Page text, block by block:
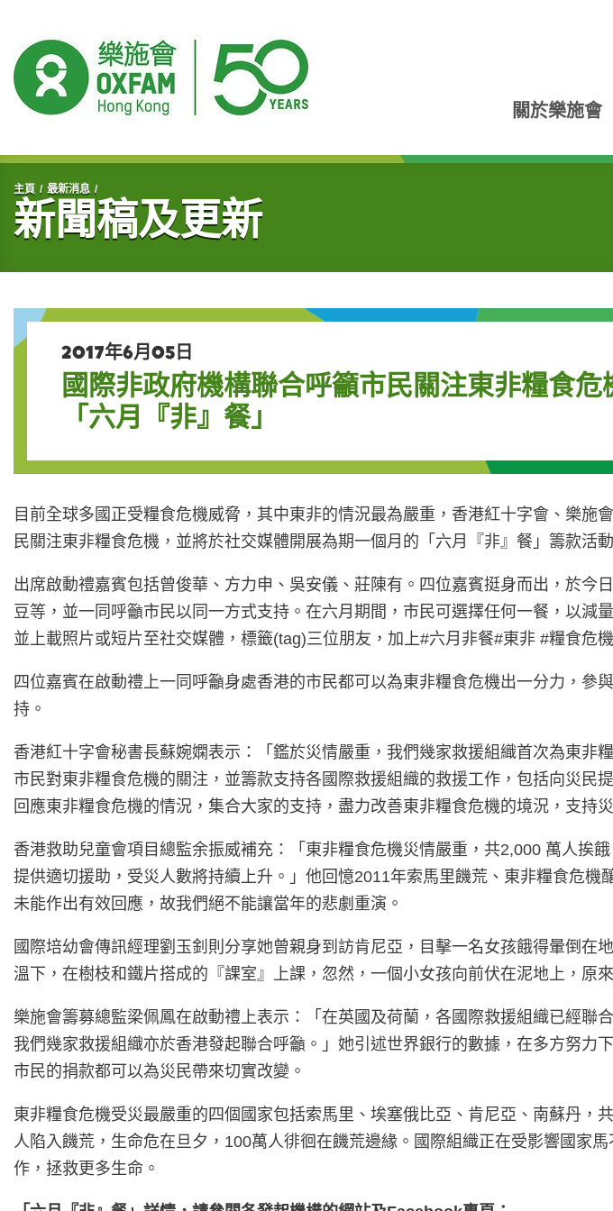
關於樂施會
開始主要內容
主頁 最新消息
新聞稿及更新
2017年6月05日
國際非政府機構聯合呼籲市民關注東非糧食
「六月『非』餐」
目前全球多國正受糧食危機威脅，其中東非的情況最為嚴重，香港紅十字會、樂施
民關注東非糧食危機，並將於社交媒體開展為期一個月的「六月『非』餐」籌款活
出席啟動禮嘉賓包括曾俊華、方力申、吳安儀、莊陳有。四位嘉賓挺身而出，於
豆等，並一同呼籲市民以同一方式支持。在六月期間，市民可選擇任何一餐，以減
並上載照片或短片至社交媒體，標籤(tag)三位朋友，加上#六月非餐#東非 #糧食危
四位嘉賓在啟動禮上一同呼籲身處香港的市民都可以為東非糧食危機出一分力，
持。
香港紅十字會秘書長蘇婉嫻表示：「鑑於災情嚴重，我們幾家救援組織首次為東
市民對東非糧食危機的關注，並籌款支持各國際救援組織的救援工作，包括向災
回應東非糧食危機的情況，集合大家的支持，盡力改善東非糧食危機的境況，支持災
香港救助兒童會項目總監余振威補充：「東非糧食危機災情嚴重，共2,000 萬人挨
提供適切援助，受災人數將持續上升。」他回憶2011年索馬里饑荒、東非糧食危
未能作出有效回應，故我們絕不能讓當年的悲劇重演。
國際培幼會傳訊經理劉玉釗則分享她曾親身到訪肯尼亞，目擊一名女孩餓得暈倒
溫下，在樹枝和鐵片搭成的『課室』上課，忽然，一個小女孩向前伏在泥地上，原
樂施會籌募總監梁佩鳳在啟動禮上表示：「在英國及荷蘭，各國際救援組織已經聯
我們幾家救援組織亦於香港發起聯合呼籲。」她引述世界銀行的數據，在多方努
市民的捐款都可以為災民帶來切實改變。
東非糧食危機受災最嚴重的四個國家包括索馬里、埃塞俄比亞、肯尼亞、南蘇丹
人陷入饑荒，生命危在旦夕，100萬人徘徊在饑荒邊緣。國際組織正在受影響國家馬
作，拯救更多生命。